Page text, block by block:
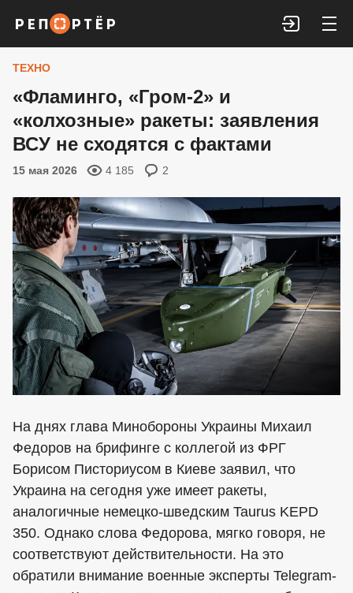
Войти
ТЕХНО
«Фламинго, «Гром-2» и
«колхозные» ракеты: заявления
ВСУ не сходятся с фактами
15 мая 2026 4 185 2
На днях глава Минобороны Украины Михаил
Федоров на брифинге с коллегой из ФРГ
Борисом Писториусом в Киеве заявил, что
Украина на сегодня уже имеет ракеты,
аналогичные немецко-шведским Taurus KEPD
350. Однако слова Федорова, мягко говоря, не
соответствуют действительности. На это
обратили внимание военные эксперты Telegram-